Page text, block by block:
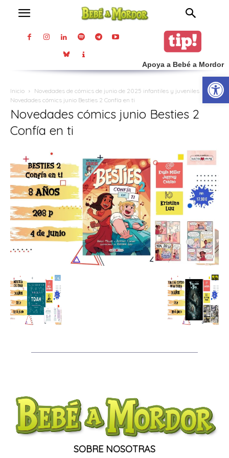
Apoya a Bebé a Mordor
Inicio
Novedades de cómics de junio de 2025 infantiles y juveniles
Novedades cómics junio Besties 2 Confía en ti
Novedades cómics junio Besties 2
Confía en ti
SOBRE NOSOTRAS